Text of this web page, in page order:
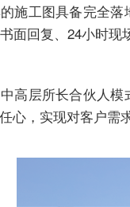
施工图具备完全
面回复、24小时现
高层所长合伙人
心，实现对客户需